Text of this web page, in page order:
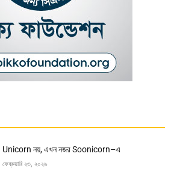
Unicorn নয়, এখন নজর Soonicorn–এ
ফেব্রুয়ারি ২৩, ২০২৬